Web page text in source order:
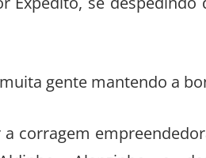
Expedito, se
gente mantendo a
corragem